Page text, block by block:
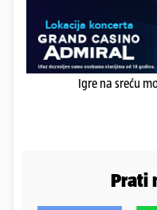
Igre na sreću
Prati